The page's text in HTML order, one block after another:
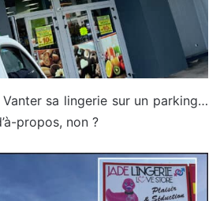
Vanter sa lingerie sur un parking…
propos, non ?